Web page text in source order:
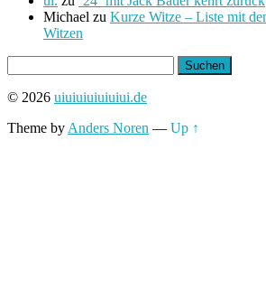
Michael zu Kurze Witze – Liste mit
Witzen
nach:
© 2026 uiuiuiuiuiuiui.de
Theme by Anders Noren — Up ↑